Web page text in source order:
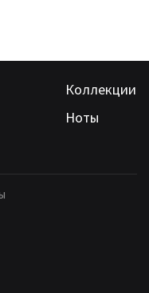
Коллекции
Ноты